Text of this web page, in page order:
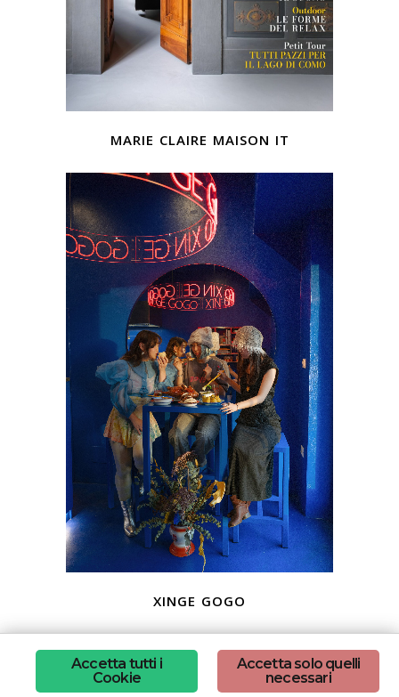
marie claire maison it
xinge gogo
Accetta solo quelli
necessari
Accetta tutti i
Cookie